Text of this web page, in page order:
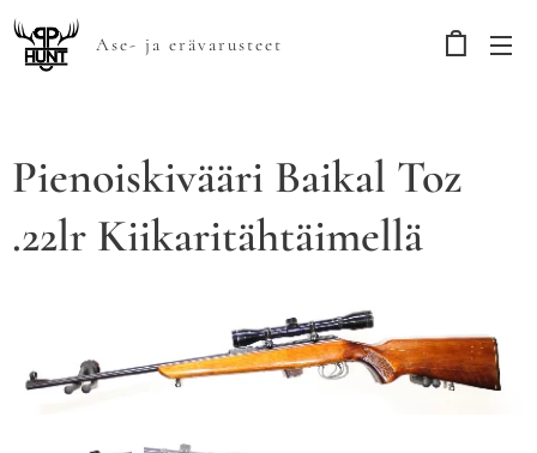
Ase- ja erävarusteet
Pienoiskivääri Baikal Toz
.22lr Kiikaritähtäimellä